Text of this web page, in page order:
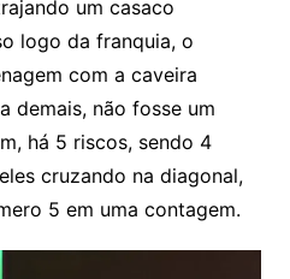
um casaco
logo da franquia, o
com a caveira
demais, não fosse um
há 5 riscos, sendo 4
cruzando na diagonal,
5 em uma contagem.